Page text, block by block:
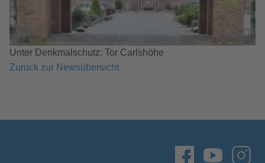
Unter Denkmalschutz: Tor Carlshöhe
Zurück zur Newsübersicht